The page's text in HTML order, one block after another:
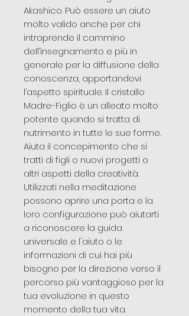
Akashico. Può essere un aiuto
molto valido anche per chi
intraprende il cammino
dell’insegnamento e più in
generale per la diffusione della
conoscenza, apportandovi
l’aspetto spirituale. Il cristallo
Madre-Figlio è un alleato molto
potente quando si tratta di
nutrimento in tutte le sue forme.
Aiuta il concepimento che si
tratti di figli o nuovi progetti o
altri aspetti della creatività.
Utilizzati nella meditazione
possono aprire una porta e la
loro configurazione può aiutarti
a riconoscere la guida
universale e l'aiuto o le
informazioni di cui hai più
bisogno per la direzione verso il
percorso più vantaggioso per la
tua evoluzione in questo
momento della tua vita.